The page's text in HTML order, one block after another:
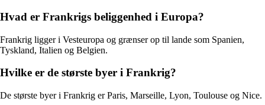
Hvad er Frankrigs beliggenhed i Europa?
Frankrig ligger i Vesteuropa og grænser op til lande som Spanien,
Tyskland, Italien og Belgien.
Hvilke er de største byer i Frankrig?
De største byer i Frankrig er Paris, Marseille, Lyon, Toulouse og Nice.